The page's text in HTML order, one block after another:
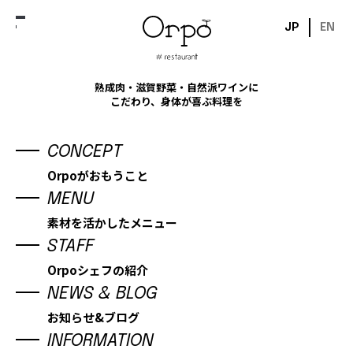
熟成肉・滋賀野菜・自然派ワインに
こだわり、身体が喜ぶ料理を
熟成肉・滋賀野菜・自然派ワインに
こだわった料理が味わえるお店
CONCEPT
Orpoがおもうこと
MENU
素材を活かしたメニュー
STAFF
Orpoシェフの紹介
NEWS & BLOG
お知らせ&ブログ
INFORMATION
JP EN
素材を活かしたメニュー